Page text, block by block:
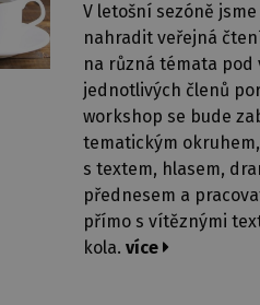
V letošní sezóně
nahradit veřejná
na různá témata pod
jednotlivých členů
workshop se bude
tematickým
s textem, hlasem,
přednesem a
přímo s vítěznými
kola. více